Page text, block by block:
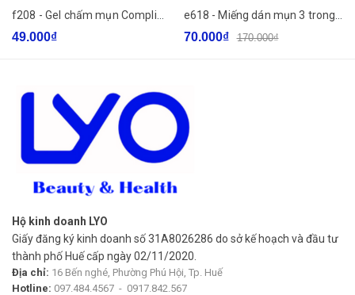
giờ.
49.000₫ 70.000₫ 170.000₫
Hộ kinh doanh LYO
Giấy đăng ký kinh doanh số 31A8026286 do sở kế hoạch và đầu tư
thành phố Huế cấp ngày 02/11/2020.
Địa chỉ: 16 Bến nghé, Phường Phú Hội, Tp. Huế
Hotline: 097.484.4567 - 0917.842.567